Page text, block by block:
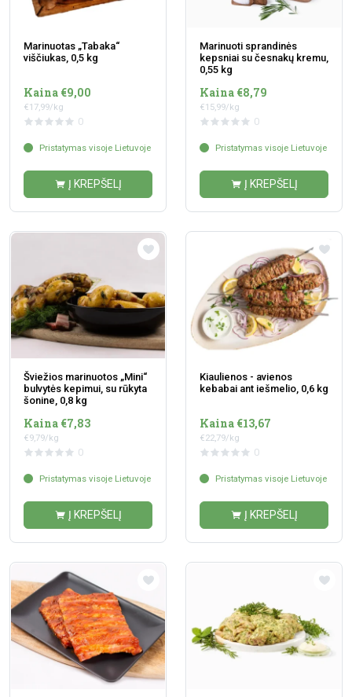
Marinuotas „Tabaka“
viščiukas, 0,5 kg
Kaina €9,00
€17,99/kg
0
Pristatymas visoje Lietuvoje
Į KREPŠELĮ
Marinuoti sprandinės
kepsniai su česnakų kremu,
0,55 kg
Kaina €8,79
€15,99/kg
0
Pristatymas visoje Lietuvoje
Į KREPŠELĮ
Šviežios marinuotos „Mini“
bulvytės kepimui, su rūkyta
šonine, 0,8 kg
Kaina €7,83
€9,79/kg
0
Pristatymas visoje Lietuvoje
Į KREPŠELĮ
Kiaulienos - avienos
kebabai ant iešmelio, 0,6 kg
Kaina €13,67
€22,79/kg
0
Pristatymas visoje Lietuvoje
Į KREPŠELĮ